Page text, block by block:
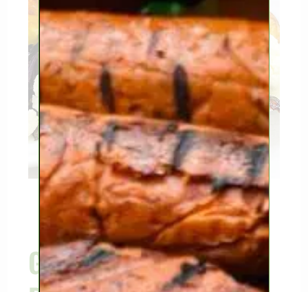
Kleurrijke geroosterde groenten, klaar
voor gebruik.
Gourmetten, een